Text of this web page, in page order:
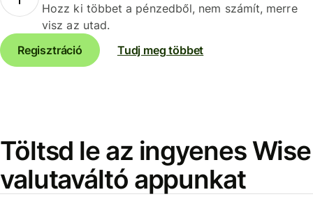
Hozz ki többet a pénzedből, nem számít, merre
visz az utad.
Regisztráció
Tudj meg többet
Töltsd le az ingyenes Wise
valutaváltó appunkat